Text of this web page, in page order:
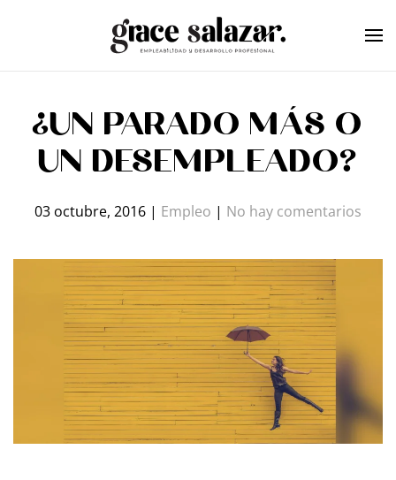
Skip to main content
¿UN PARADO MÁS O
UN DESEMPLEADO?
03 octubre, 2016 | Empleo | No hay comentarios